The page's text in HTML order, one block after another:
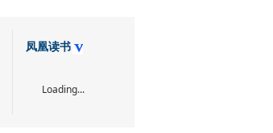
凤凰读书
Loading...